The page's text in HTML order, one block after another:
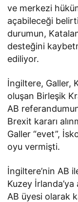
ve merkezi
açabileceği
durumun,
desteğini
ediliyor.
İngiltere, Galler,
oluşan Birleşik
AB
Brexit kararı
Galler “evet”,
oyu vermişti.
İngiltere’nin AB
Kuzey İrlanda’ya
AB üyesi olarak